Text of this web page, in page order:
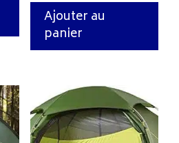
Ajouter au
panier